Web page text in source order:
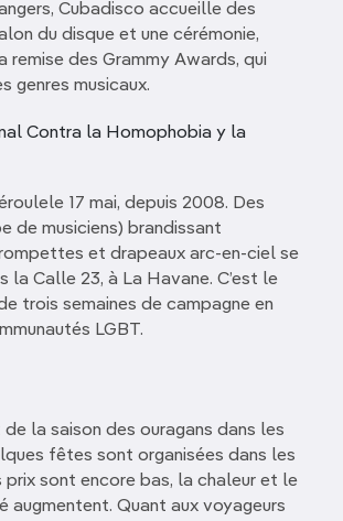
Cubadisco accueille des
du disque et une cérémonie,
remise des Grammy Awards, qui
genres musicaux.
Contra la Homophobia y la
17 mai, depuis 2008. Des
de musiciens) brandissant
et drapeaux arc-en-ciel se
la Calle 23, à La Havane. C’est le
trois semaines de campagne en
LGBT.
la saison des ouragans dans les
fêtes sont organisées dans les
prix sont encore bas, la chaleur et le
augmentent. Quant aux voyageurs